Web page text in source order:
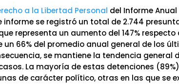
a la Libertad Personal del Informe Anual
informe se registró un total de 2.744
representa un aumento del 147% respecto
un 66% del promedio anual general de los
se mantiene la tendencia general
La mayoría de estas detenciones (89%)
de carácter político, otras en las que se